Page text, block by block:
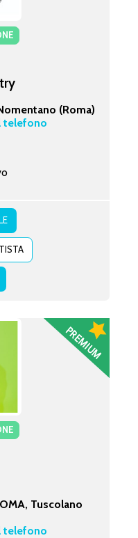
(Roma)
telefono
Tuscolano
telefono